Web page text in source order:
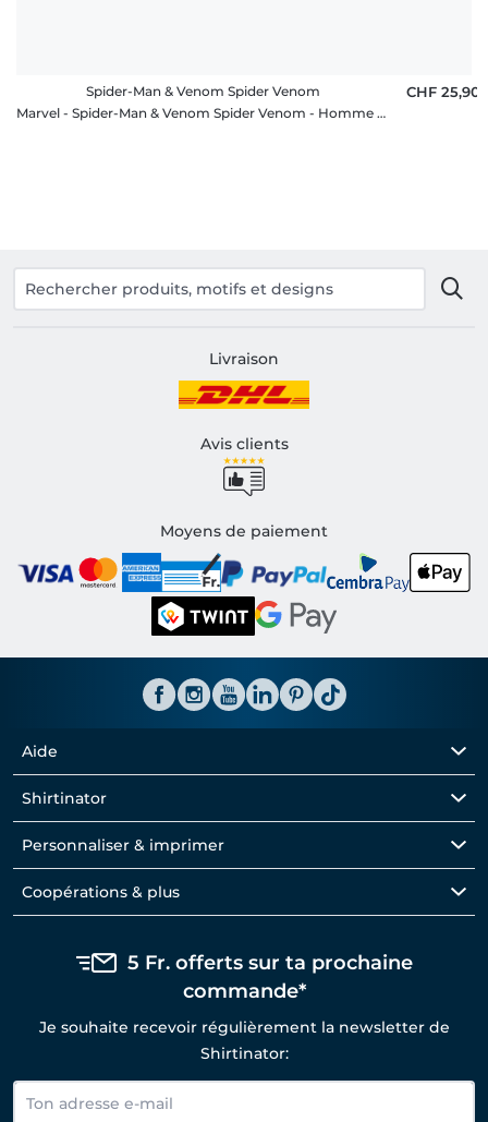
Spider-Man & Venom Spider Venom
Marvel - Spider-Man & Venom Spider Venom - Homme T-shirt
CHF 25,90
Livraison
Avis clients
Moyens de paiement
Aide
Shirtinator
Personnaliser & imprimer
Coopérations & plus
5 Fr. offerts sur ta prochaine
commande*
Je souhaite recevoir régulièrement la newsletter de
Shirtinator: